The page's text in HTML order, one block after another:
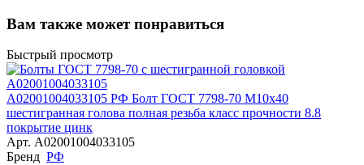
Вам также может понравиться
Быстрый просмотр
A02001004033105 РФ Болт ГОСТ 7798-70 М10х40
шестигранная голова полная резьба класс прочности 8.8
покрытие цинк
Арт. A02001004033105
Бренд РФ